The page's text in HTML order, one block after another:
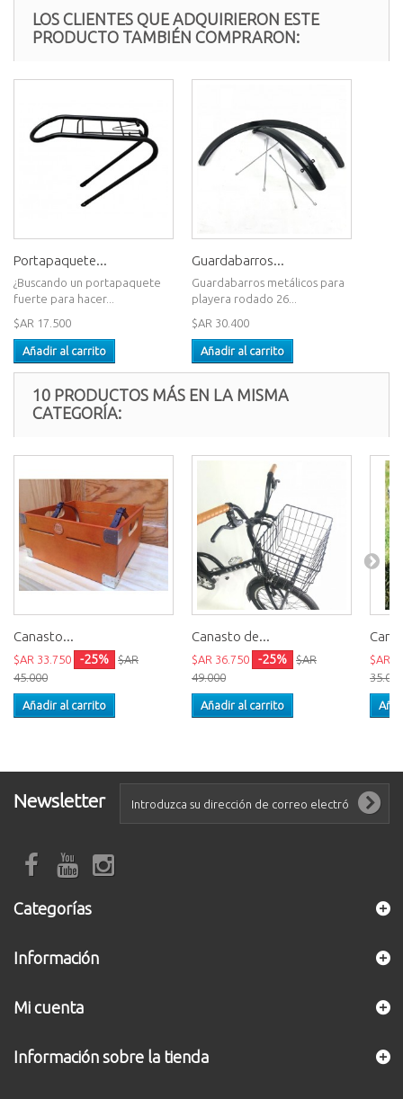
LOS CLIENTES QUE ADQUIRIERON ESTE
PRODUCTO TAMBIÉN COMPRARON:
Portapaquete...
¿Buscando un portapaquete
fuerte para hacer...
$AR 17.500
Añadir al carrito
Guardabarros...
Guardabarros metálicos para
playera rodado 26...
$AR 30.400
Añadir al carrito
10 PRODUCTOS MÁS EN LA MISMA
CATEGORÍA:
Canasto...
$AR 33.750 -25%
$AR
45.000
Añadir al carrito
Canasto de...
$AR 36.750 -25%
$AR
49.000
Añadir al carrito
$AR
35.000
Newsletter
Categorías
Información
Mi cuenta
Información sobre la tienda